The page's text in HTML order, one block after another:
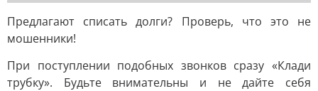
Предлагают списать долги? Проверь, что это не
мошенники!
При поступлении подобных звонков сразу «Клади
трубку». Будьте внимательны и не дайте себя